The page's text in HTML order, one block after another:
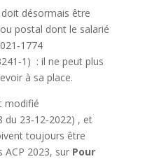
désormais être
postal dont le salarié
: il ne peut plus
à sa place.
modifié
du 23‑12‑2022) , et
toujours être
ACP 2023, sur Pour